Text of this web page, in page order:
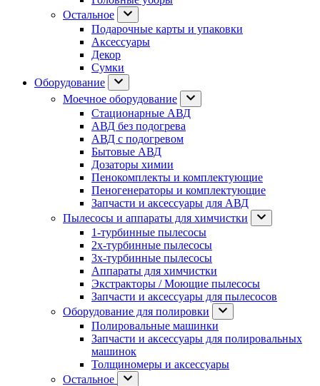
Остальное
Подарочные карты и упаковки
Аксессуары
Декор
Сумки
Оборудование
Моечное оборудование
Стационарные АВД
АВД без подогрева
АВД с подогревом
Бытовые АВД
Дозаторы химии
Пенокомплекты и комплектующие
Пеногенераторы и комплектующие
Запчасти и аксессуары для АВД
Пылесосы и аппараты для химчистки
1-турбинные пылесосы
2х-турбинные пылесосы
3х-турбинные пылесосы
Аппараты для химчистки
Экстракторы / Моющие пылесосы
Запчасти и аксессуары для пылесосов
Оборудование для полировки
Полировальные машинки
Запчасти и аксессуары для полировальных
машинок
Толщиномеры и аксессуары
Остальное